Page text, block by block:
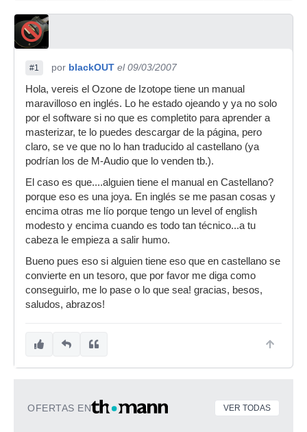
#1 por blackOUT el 09/03/2007
Hola, vereis el Ozone de Izotope tiene un manual
maravilloso en inglés. Lo he estado ojeando y ya no solo
por el software si no que es completito para aprender a
masterizar, te lo puedes descargar de la página, pero
claro, se ve que no lo han traducido al castellano (ya
podrían los de M-Audio que lo venden tb.).
El caso es que....alguien tiene el manual en Castellano?
porque eso es una joya. En inglés se me pasan cosas y
encima otras me lío porque tengo un level of english
modesto y encima cuando es todo tan técnico...a tu
cabeza le empieza a salir humo.
Bueno pues eso si alguien tiene eso que en castellano se
convierte en un tesoro, que por favor me diga como
conseguirlo, me lo pase o lo que sea! gracias, besos,
saludos, abrazos!
OFERTAS EN VER TODAS